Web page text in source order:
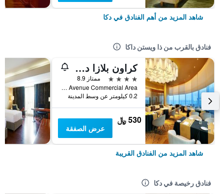
شاهد المزيد من أهم الفنادق في دكا
فنادق بالقرب من ذا ويستن داكا
كراون بلازا داكا جولشان باي آيتش جي
4 نجوم
ممتاز 8.9
6A North Avenue Commercial Area, دكا, بنغلاديش
0.2 كيلومتر عن وسط المدينة
530 ﷼
عرض الصفقة
شاهد المزيد من الفنادق القريبة
فنادق رخيصة في دكا